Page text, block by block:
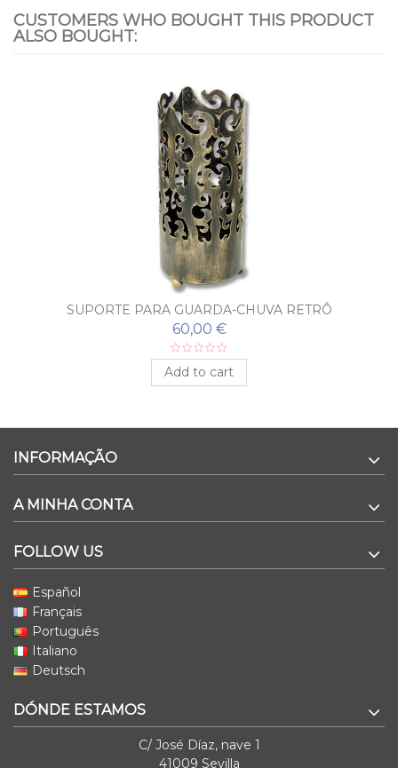
CUSTOMERS WHO BOUGHT THIS PRODUCT
ALSO BOUGHT:
SUPORTE PARA GUARDA-CHUVA RETRÔ
60,00 €
Add to cart
INFORMAÇÃO
A MINHA CONTA
FOLLOW US
Español
Français
Português
Italiano
Deutsch
DÓNDE ESTAMOS
C/ José Díaz, nave 1
41009 Sevilla